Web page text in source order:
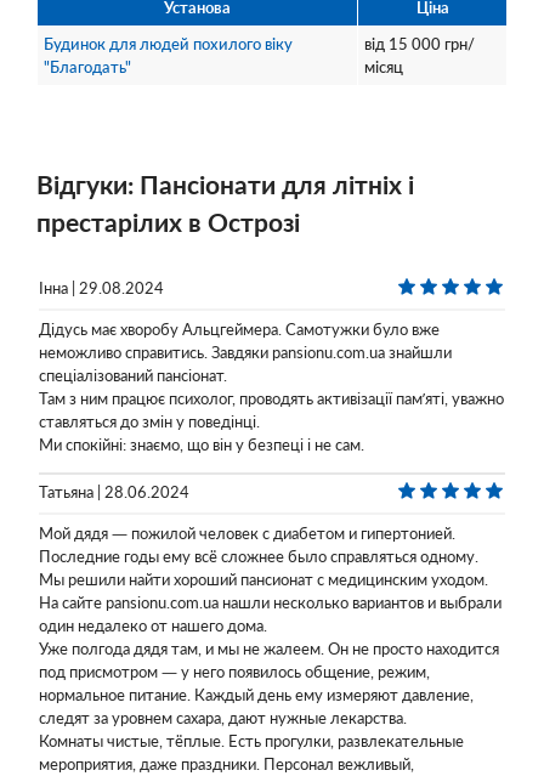
Установа
Ціна
Будинок для людей похилого віку
"Благодать"
від 15 000грн/
місяц
Відгуки: Пансіонати для літніх і
престарілих в Острозі
Інна | 29.08.2024
Дідусь має хворобу Альцгеймера. Самотужки було вже
неможливо справитись. Завдяки pansionu.com.ua знайшли
спеціалізований пансіонат.
Там з ним працює психолог, проводять активізації пам’яті, уважно
ставляться до змін у поведінці.
Ми спокійні: знаємо, що він у безпеці і не сам.
Татьяна | 28.06.2024
Мой дядя — пожилой человек с диабетом и гипертонией.
Последние годы ему всё сложнее было справляться одному.
Мы решили найти хороший пансионат с медицинским уходом.
На сайте pansionu.com.ua нашли несколько вариантов и выбрали
один недалеко от нашего дома.
Уже полгода дядя там, и мы не жалеем. Он не просто находится
под присмотром — у него появилось общение, режим,
нормальное питание. Каждый день ему измеряют давление,
следят за уровнем сахара, дают нужные лекарства.
Комнаты чистые, тёплые. Есть прогулки, развлекательные
мероприятия, даже праздники. Персонал вежливый,